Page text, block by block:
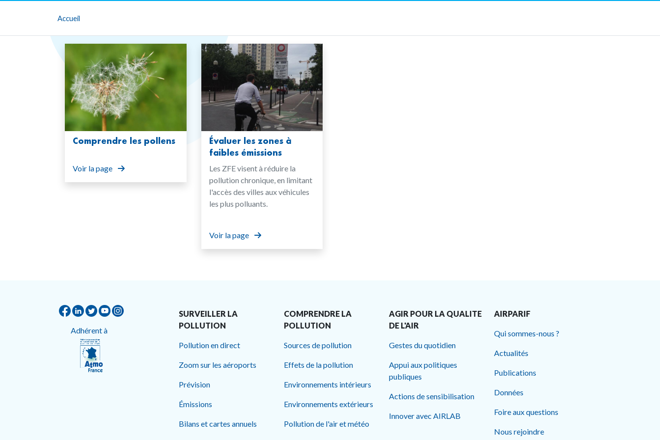
Accueil
Comprendre les pollens
Voir la page
Évaluer les zones à
faibles émissions
Les ZFE visent à réduire la
pollution chronique, en limitant
l'accès des villes aux véhicules
les plus polluants.
Voir la page
Adhérent à
SURVEILLER LA
POLLUTION
Pollution en direct
Zoom sur les aéroports
Prévision
Émissions
Bilans et cartes annuels
COMPRENDRE LA
POLLUTION
Sources de pollution
Effets de la pollution
Environnements intérieurs
Environnements extérieurs
Pollution de l'air et météo
AGIR POUR LA QUALITE
DE L'AIR
Gestes du quotidien
Appui aux politiques
publiques
Actions de sensibilisation
Innover avec AIRLAB
AIRPARIF
Qui sommes-nous ?
Actualités
Publications
Données
Foire aux questions
Nous rejoindre